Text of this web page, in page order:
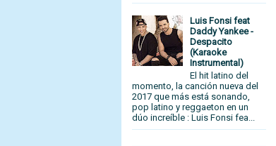
Luis Fonsi feat
Daddy Yankee -
Despacito
(Karaoke
Instrumental)
El hit latino del
momento, la canción nueva del
2017 que más está sonando,
pop latino y reggaeton en un
dúo increíble : Luis Fonsi fea...